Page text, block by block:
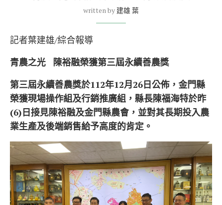
written by 建雄 葉
記者葉建雄/綜合報導
青農之光 陳裕融榮獲第三屆永續善農獎
第三屆永續善農獎於112年12月26日公佈，金門縣
榮獲現場操作組及行銷推廣組，縣長陳福海特於昨
(6)日接見陳裕融及金門縣農會，並對其長期投入農
業生產及後端銷售給予高度的肯定。